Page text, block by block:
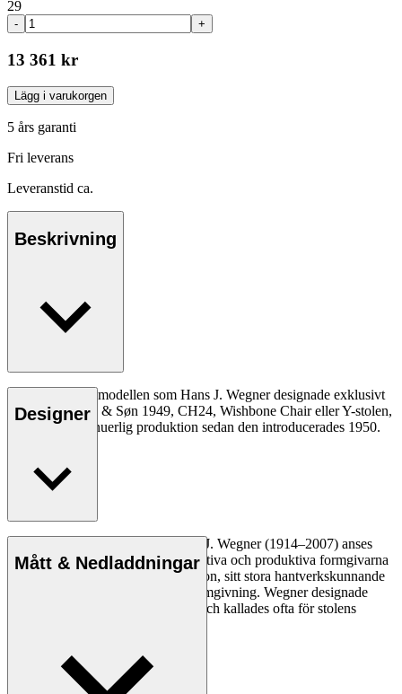
29
- +
13 361 kr
Lägg i varukorgen
5 års garanti
Fri leverans
Leveranstid ca.
Beskrivning
Den allra första modellen som Hans J. Wegner designade exklusivt
för Carl Hansen & Søn 1949, CH24, Wishbone Chair eller Y-stolen,
har varit i kontinuerlig produktion sedan den introducerades 1950.
Designer
Den danske möbeldesignern Hans J. Wegner (1914–2007) anses
vara en av de mest kreativa, innovativa och produktiva formgivarna
genom tiderna, känd för sin precision, sitt stora hantverkskunnande
och sin kompromisslösa syn på formgivning. Wegner designade
nästan 500 stolar under sin livstid och kallades ofta för stolens
Läs mer om Hans J. Wegner
Mått & Nedladdningar